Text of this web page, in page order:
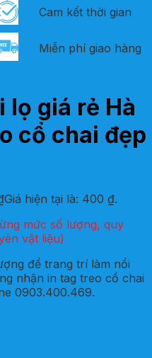
Cam kết thời gian
Miễn phí giao hàng
lọ giá rẻ Hà
cổ chai đẹp
Giá hiện tại là: 400 ₫.
mức số lượng, quy
vật liệu)
để trang trí làm nổi
nhận in tag treo cổ chai
0903.400.469.